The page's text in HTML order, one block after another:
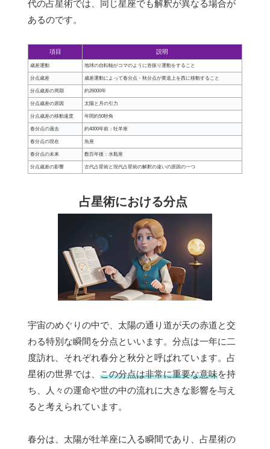
代の占星術では、同じ星座でも解釈が異なる場合が
あるのです。
項目 説明
歳差運動 地球の自転軸がコマのように首振り運動をすること
分点歳差 歳差運動によって春分点・秋分点が黄道上を西に移動すること
分点歳差の周期 約26000年
分点歳差の原因 太陽と月の引力
分点歳差の移動速度 年間約50秒角
春分点の過去 約4000年前：牡羊座
春分点の現在 魚座
春分点の未来 数百年後：水瓶座
分点歳差の影響 古代占星術と現代占星術の解釈の違いの原因の一つ
占星術における分点
宇宙のめぐりの中で、太陽の通り道が天の赤道と交
わる特別な瞬間を分点といいます。分点は一年に二
度訪れ、それぞれ春分と秋分と呼ばれています。占
星術の世界では、 この分点は非常に重要な意味を持
ち、人々の運命や世の中の流れに大きな影響を与え
ると考えられています。
春分は、太陽が牡羊座に入る瞬間であり、占星術の